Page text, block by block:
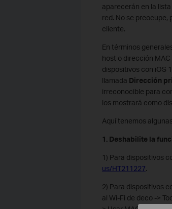
aparecerán en la
red. No se
cliente.
En términos
host o dirección
dispositivos con iOS
llamada Dirección
irreconocible para
los mostrará como
Aquí tenemos
1. Deshabilite la
1) Para dispositivos
us/HT211227.
2) Para dispositivos
al Wi-Fi de deco ->